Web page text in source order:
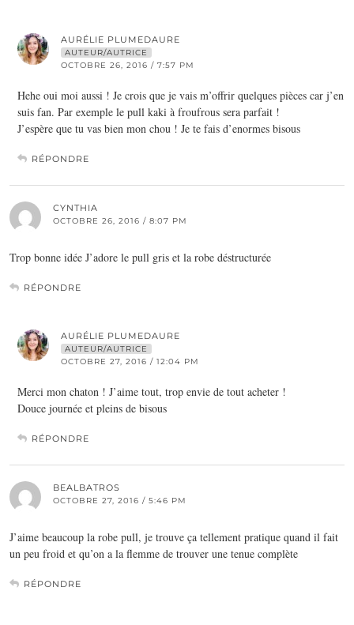
AURÉLIE PLUMEDAURE
AUTEUR/AUTRICE
OCTOBRE 26, 2016 / 7:57 PM
Hehe oui moi aussi ! Je crois que je vais m’offrir quelques pièces car j’en
suis fan. Par exemple le pull kaki à froufrous sera parfait !
J’espère que tu vas bien mon chou ! Je te fais d’enormes bisous
RÉPONDRE
CYNTHIA
OCTOBRE 26, 2016 / 8:07 PM
Trop bonne idée J’adore le pull gris et la robe déstructurée
RÉPONDRE
AURÉLIE PLUMEDAURE
AUTEUR/AUTRICE
OCTOBRE 27, 2016 / 12:04 PM
Merci mon chaton ! J’aime tout, trop envie de tout acheter !
Douce journée et pleins de bisous
RÉPONDRE
BEALBATROS
OCTOBRE 27, 2016 / 5:46 PM
J’aime beaucoup la robe pull, je trouve ça tellement pratique quand il fait
un peu froid et qu’on a la flemme de trouver une tenue complète
RÉPONDRE